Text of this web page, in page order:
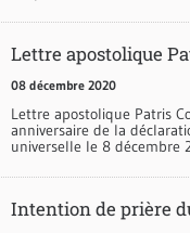
Lettre apostolique
08 décembre 2020
Lettre apostolique Patris
anniversaire de la
universelle le 8 décembre
Intention de prière